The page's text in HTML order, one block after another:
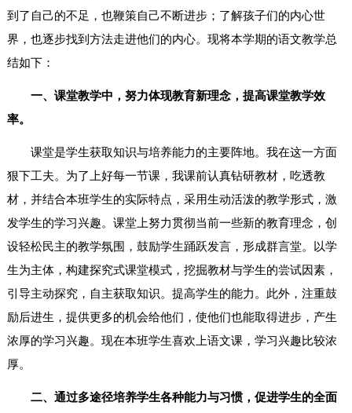
到了自己的不足，也鞭策自己不断进步；了解孩子们的内心世
界，也逐步找到方法走进他们的内心。现将本学期的语文教学总
结如下：
一、课堂教学中，努力体现教育新理念，提高课堂教学效
率。
课堂是学生获取知识与培养能力的主要阵地。我在这一方面
狠下工夫。为了上好每一节课，我课前认真钻研教材，吃透教
材，并结合本班学生的实际特点，采用生动活泼的教学形式，激
发学生的学习兴趣。课堂上努力贯彻当前一些新的教育理念，创
设轻松民主的教学氛围，鼓励学生踊跃发言，形成群言堂。以学
生为主体，构建探究式课堂模式，挖掘教材与学生的尝试因素，
引导主动探究，自主获取知识。提高学生的能力。此外，注重鼓
励后进生，提供更多的机会给他们，使他们也能取得进步，产生
浓厚的学习兴趣。现在本班学生喜欢上语文课，学习兴趣比较浓
厚。
二、通过多途径培养学生各种能力与习惯，促进学生的全面